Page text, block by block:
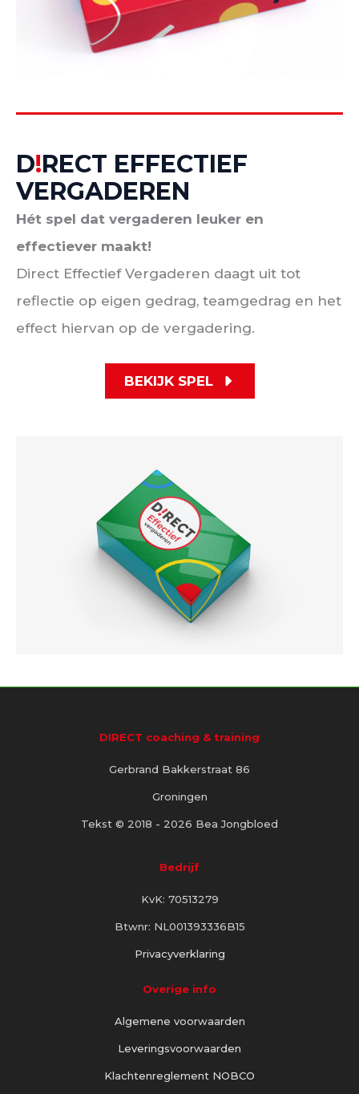
D!RECT EFFECTIEF
VERGADEREN
Hét spel dat vergaderen leuker en
effectiever maakt!
Direct Effectief Vergaderen daagt uit tot
reflectie op eigen gedrag, teamgedrag en het
effect hiervan op de vergadering.
BEKIJK SPEL
DIRECT coaching & training
Gerbrand Bakkerstraat 86
Groningen
Tekst © 2018 - 2026 Bea Jongbloed
Bedrijf
KvK: 70513279
Btwnr: NL001393336B15
Privacyverklaring
Overige info
Algemene voorwaarden
Leveringsvoorwaarden
Klachtenreglement NOBCO